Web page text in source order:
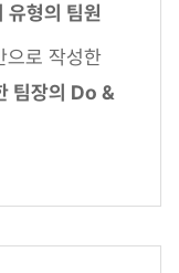
유형의 팀원
으로 작성한
팀장의 Do &